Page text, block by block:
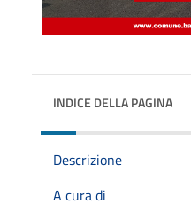
INDICE DELLA PAGINA
Descrizione
A cura di